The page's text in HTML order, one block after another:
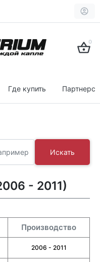
0
Где купить
Искать
- 2011)
Производство
2006 - 2011